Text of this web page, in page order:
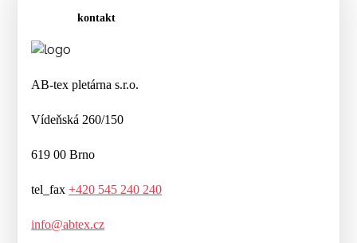
kontakt
AB-tex pletárna s.r.o.
Vídeňská 260/150
619 00 Brno
tel_fax+420 545 240 240
info@abtex.cz